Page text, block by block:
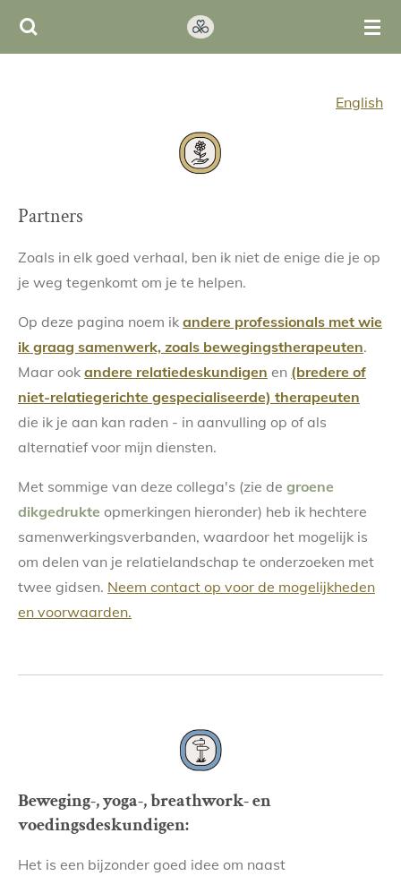
Ga
English
Partners
Zoals in elk goed verhaal, ben ik niet de enige die je op
je weg tegenkomt om je te helpen.
Op deze pagina noem ik andere professionals met wie
ik graag samenwerk, zoals bewegingstherapeuten.
Maar ook andere relatiedeskundigen en (bredere of
niet-relatiegerichte gespecialiseerde) therapeuten
die ik je aan kan raden - in aanvulling op of als
alternatief voor mijn diensten.
Met sommige van deze collega's (zie de groene
dikgedrukte opmerkingen hieronder) heb ik hechtere
samenwerkingsverbanden, waardoor het mogelijk is
om delen van je relatielandschap te onderzoeken met
twee gidsen. Neem contact op voor de mogelijkheden
en voorwaarden.
Beweging-, yoga-, breathwork- en
voedingsdeskundigen:
Het is een bijzonder goed idee om naast